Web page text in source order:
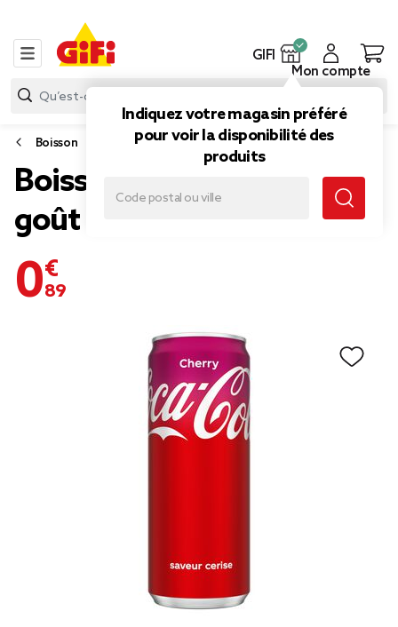
GIFI
Indiquez votre magasin préféré
pour voir la disponibilité des
produits
Mon compte
Boisson
Boisson Coca-Cola Cherry
goût cerise canette 33cl
0,89 €